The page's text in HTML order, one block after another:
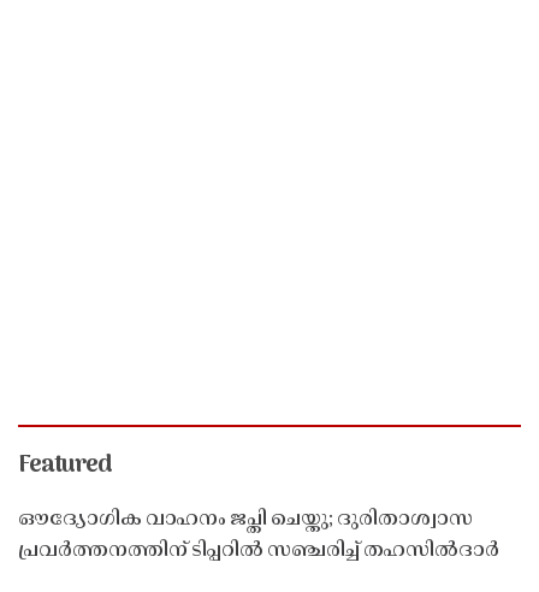
Featured
ഔദ്യോഗിക വാഹനം ജപ്തി ചെയ്തു; ദുരിതാശ്വാസ
പ്രവർത്തനത്തിന് ടിപ്പറിൽ സഞ്ചരിച്ച് തഹസിൽദാർ